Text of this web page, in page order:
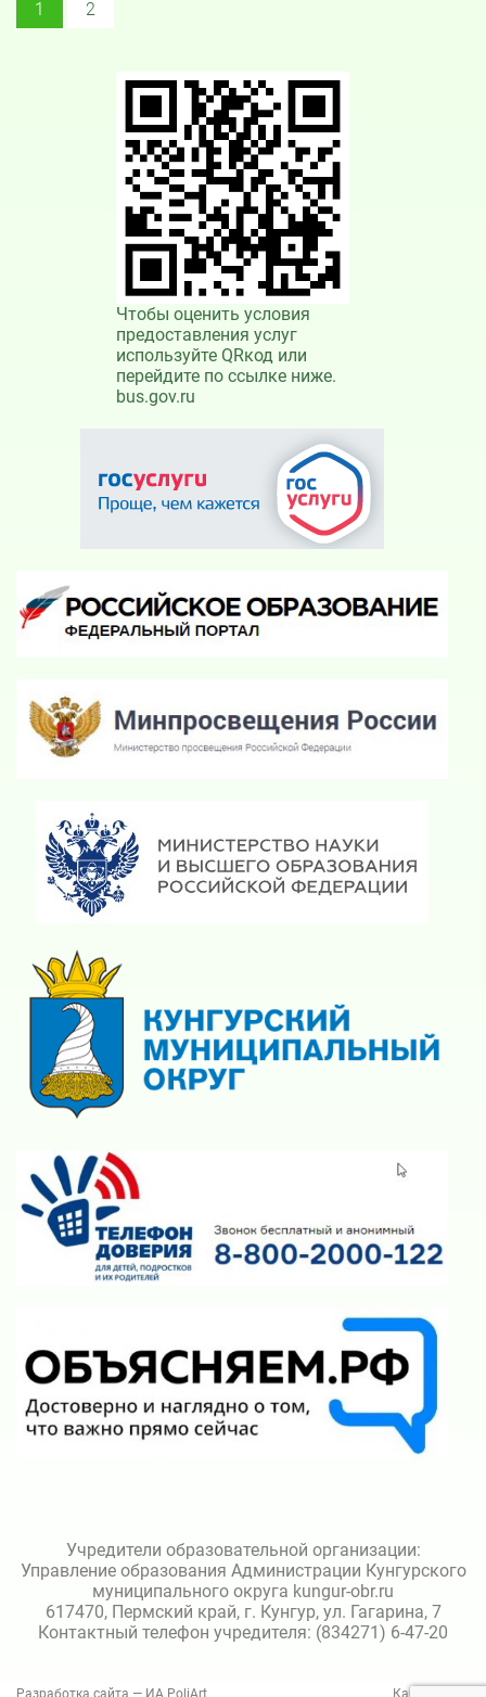
1 2
Чтобы оценить условия
предоставления услуг
используйте QRкод или
перейдите по ссылке ниже.
bus.gov.ru
Учредители образовательной организации:
Управление образования Администрации Кунгурского
муниципального округа kungur-obr.ru
617470, Пермский край, г. Кунгур, ул. Гагарина, 7
Контактный телефон учредителя: (834271) 6-47-20
Разработка сайта — ИА PoliArt Карта сайта